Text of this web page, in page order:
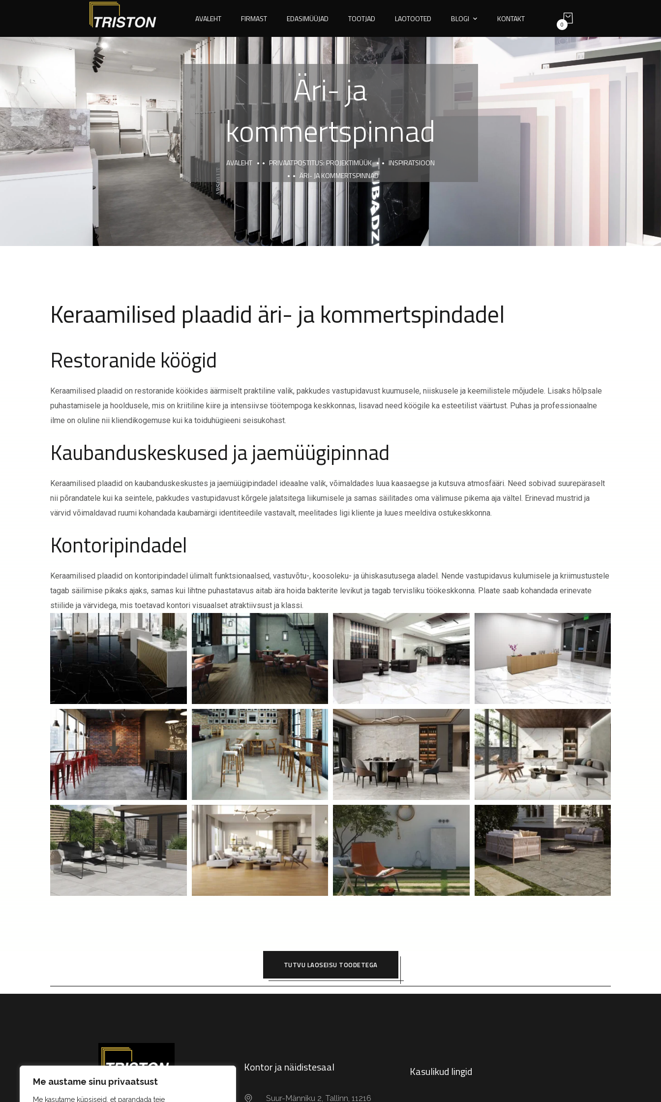
Me austame sinu privaatsust
Me kasutame küpsiseid, et parandada teie
AVALEHT FIRMAST EDASIMÜÜJAD TOOTJAD LAOTOOTED BLOGI KONTAKT
0
Äri- ja
kommertspinnad
AVALEHT PRIVAATPOSTITUS: PROJEKTIMÜÜK
INSPIRATSIOON
ÄRI- JA KOMMERTSPINNAD
Keraamilised plaadid äri- ja kommertspindadel
Restoranide köögid
Keraamilised plaadid on restoranide köökides äärmiselt praktiline valik, pakkudes vastupidavust kuumusele, niiskusele ja keemilistele mõjudele. Lisaks hõlpsale
puhastamisele ja hooldusele, mis on kriitiline kiire ja intensiivse töötempoga keskkonnas, lisavad need köögile ka esteetilist väärtust. Puhas ja professionaalne
ilme on oluline nii kliendikogemuse kui ka toiduhügieeni seisukohast.
Kaubanduskeskused ja jaemüügipinnad
Keraamilised plaadid on kaubanduskeskustes ja jaemüügipindadel ideaalne valik, võimaldades luua kaasaegse ja kutsuva atmosfääri. Need sobivad suurepäraselt
nii põrandatele kui ka seintele, pakkudes vastupidavust kõrgele jalatsitega liikumisele ja samas säilitades oma välimuse pikema aja vältel. Erinevad mustrid ja
värvid võimaldavad ruumi kohandada kaubamärgi identiteedile vastavalt, meelitades ligi kliente ja luues meeldiva ostukeskkonna.
Kontoripindadel
Keraamilised plaadid on kontoripindadel ülimalt funktsionaalsed, vastuvõtu-, koosoleku- ja ühiskasutusega aladel. Nende vastupidavus kulumisele ja kriimustustele
tagab säilimise pikaks ajaks, samas kui lihtne puhastatavus aitab ära hoida bakterite levikut ja tagab tervisliku töökeskkonna. Plaate saab kohandada erinevate
stiilide ja värvidega, mis toetavad kontori visuaalset atraktiivsust ja klassi.
TUTVU LAOSEISU TOODETEGA
Unikaalsed disainilahendused
Kontor ja näidistesaal
Suur-Männiku 2, Tallinn, 11216
Kasulikud lingid